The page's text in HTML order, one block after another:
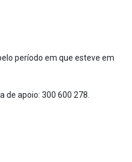
período em que esteve em
apoio: 300 600 278.